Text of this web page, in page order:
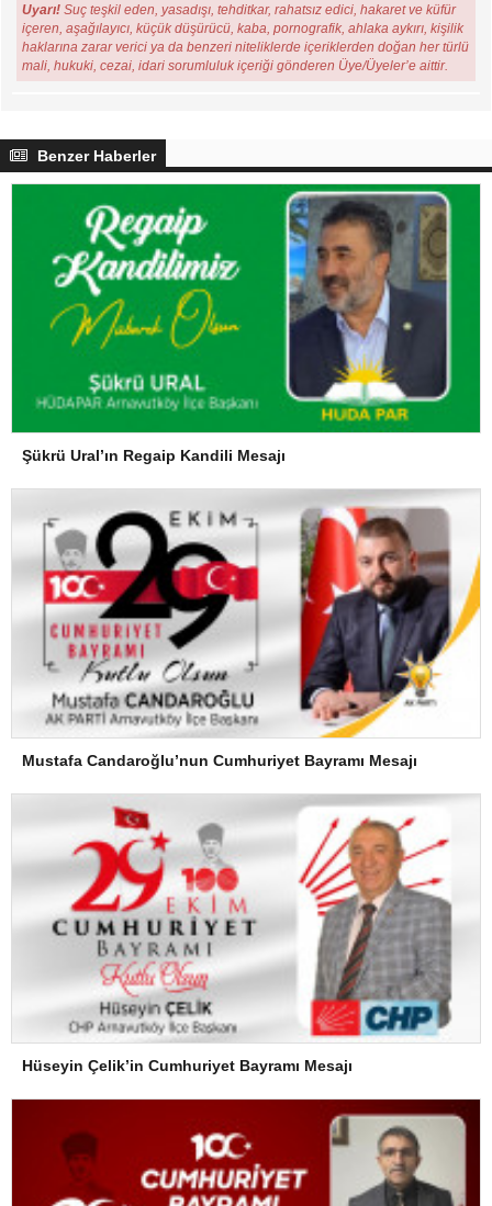
Uyarı! Suç teşkil eden, yasadışı, tehditkar, rahatsız edici, hakaret ve küfür
içeren, aşağılayıcı, küçük düşürücü, kaba, pornografik, ahlaka aykırı, kişilik
haklarına zarar verici ya da benzeri niteliklerde içeriklerden doğan her türlü
mali, hukuki, cezai, idari sorumluluk içeriği gönderen Üye/Üyeler’e aittir.
Benzer Haberler
Şükrü Ural’ın Regaip Kandili Mesajı
Mustafa Candaroğlu’nun Cumhuriyet Bayramı Mesajı
Hüseyin Çelik’in Cumhuriyet Bayramı Mesajı